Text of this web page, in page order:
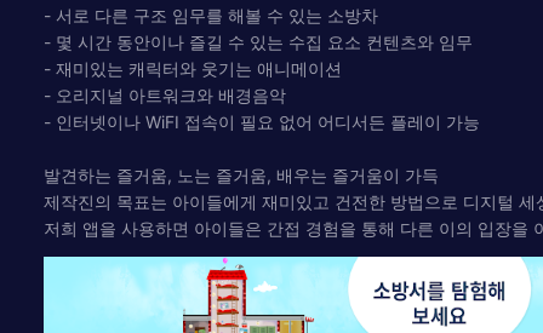
- 서로 다른 구조 임무를 해볼 수 있는 소방차
- 몇 시간 동안이나 즐길 수 있는 수집 요소 컨텐츠와 임무
- 재미있는 캐릭터와 웃기는 애니메이션
- 오리지널 아트워크와 배경음악
- 인터넷이나 WiFI 접속이 필요 없어 어디서든 플레이 가능
발견하는 즐거움, 노는 즐거움, 배우는 즐거움이 가득
제작진의 목표는 아이들에게 재미있고 건전한 방법으로 디지털
저희 앱을 사용하면 아이들은 간접 경험을 통해 다른 이의 입장